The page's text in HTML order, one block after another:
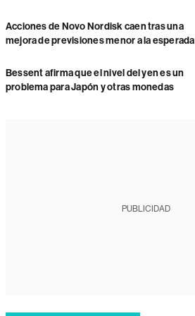
Acciones de Novo Nordisk caen tras una
mejora de previsiones menor a la esperada
Bessent afirma que el nivel del yen es un
problema para Japón y otras monedas
PUBLICIDAD